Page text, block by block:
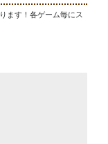
ます！各ゲーム毎にス